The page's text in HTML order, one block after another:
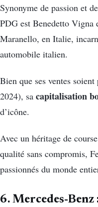
Synonyme de passion et
PDG est Benedetto Vigna
Maranello, en Italie,
automobile italien.
Bien que ses ventes
2024), sa capitalisation
d’icône.
Avec un héritage de
qualité sans compromis,
passionnés du monde
6. Mercedes-Benz